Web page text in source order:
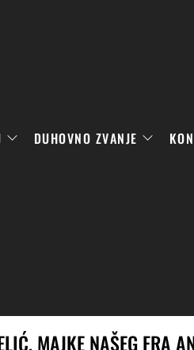
DUHOVNO ZVANJE
MAJKE NAŠEG FRA